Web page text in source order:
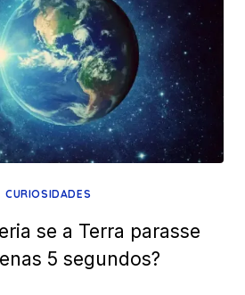
CURIOSIDADES
se a Terra parasse
5 segundos?